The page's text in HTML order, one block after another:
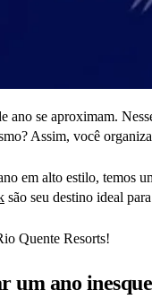
ano se aproximam.
Assim, você
em alto estilo,
são seu destino ideal
Quente Resorts!
um ano